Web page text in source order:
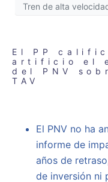
Tren de alta
El PP
artificio el
del PNV
TAV
El PNV no ha
informe de
años de
de inversión ni